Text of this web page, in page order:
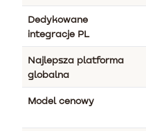
Dedykowane
integracje PL
Najlepsza platforma
globalna
Model cenowy